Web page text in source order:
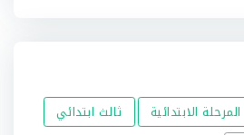
المرحلة الابتدائية
ثالث ابتدائي